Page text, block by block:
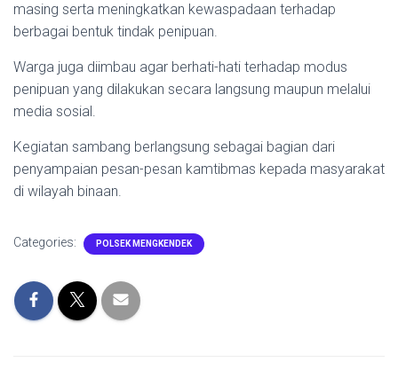
masing serta meningkatkan kewaspadaan terhadap
berbagai bentuk tindak penipuan.
Warga juga diimbau agar berhati-hati terhadap modus
penipuan yang dilakukan secara langsung maupun melalui
media sosial.
Kegiatan sambang berlangsung sebagai bagian dari
penyampaian pesan-pesan kamtibmas kepada masyarakat
di wilayah binaan.
Categories: POLSEK MENGKENDEK